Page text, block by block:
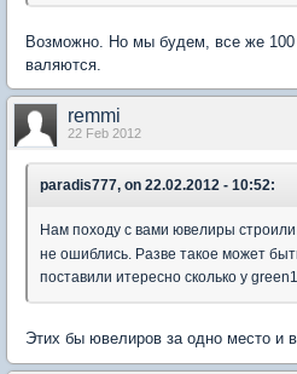
Возможно. Но мы будем, все же 100
валяются.
remmi
22 Feb 2012
paradis777, on 22.02.2012 - 10:52:
Нам походу с вами ювелиры строили
не ошиблись. Разве такое может
поставили итересно сколько у
Этих бы ювелиров за одно место и